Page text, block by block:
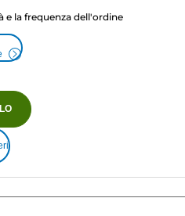
e la frequenza dell'ordine